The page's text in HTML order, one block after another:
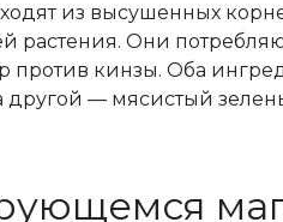
из высушенных
растения. Они
кинзы. Оба
— мясистый